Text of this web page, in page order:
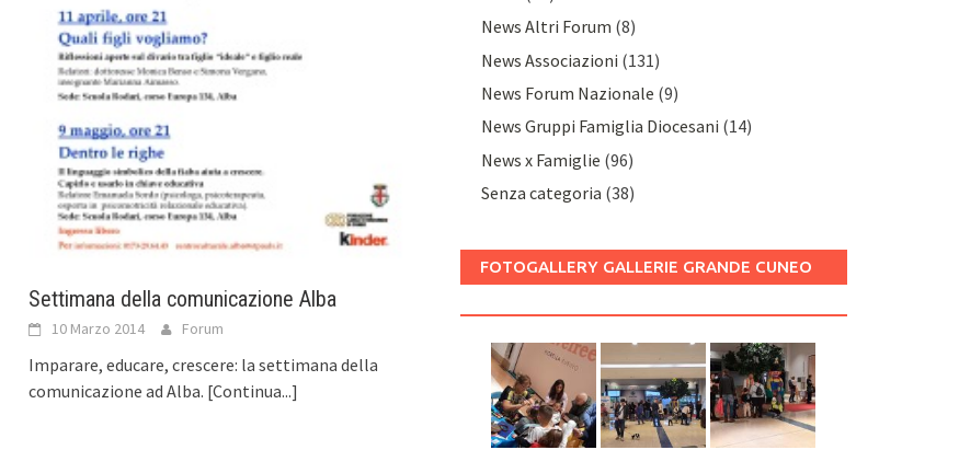
Settimana della comunicazione Alba
10 Marzo 2014 Forum
Imparare, educare, crescere: la settimana della
comunicazione ad Alba. [Continua...]
News Altri Forum (8)
News Associazioni (131)
News Forum Nazionale (9)
News Gruppi Famiglia Diocesani (14)
News x Famiglie (96)
Senza categoria (38)
FOTOGALLERY GALLERIE GRANDE CUNEO